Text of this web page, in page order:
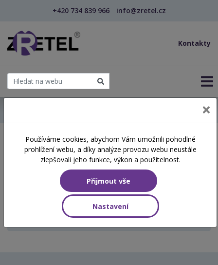
+420 734 839 966 info@zretel.cz
Kontakty
Školení začínající 03. 06.
2026
Aktuálně vypsané termíny
Aktuálně nejsou vypsány žádné termíny.
Používáme cookies, abychom Vám umožnili pohodlné
prohlížení webu, a díky analýze provozu webu neustále
zlepšovali jeho funkce, výkon a použitelnost.
Přijmout vše
Nastavení